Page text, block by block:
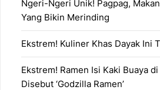
Ngeri-Ngeri Unik! Pagpag,
Yang Bikin Merinding
Ekstrem! Kuliner Khas Dayak Ini
Ekstrem! Ramen Isi Kaki Buaya
Disebut ‘Godzilla Ramen’